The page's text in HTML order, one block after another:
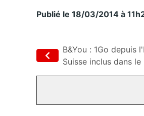
Publié le 18/03/2014 à
B&You : 1Go depuis
Suisse inclus dans